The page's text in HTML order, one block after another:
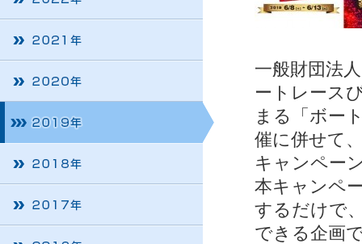
一般財団法
ートレース
まる「ボー
催に併せて
キャンペー
本キャンペ
するだけで
できる企画